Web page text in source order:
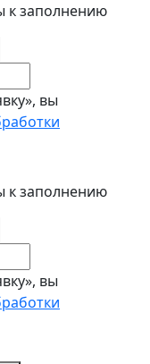
к заполнению
вы
к заполнению
вы